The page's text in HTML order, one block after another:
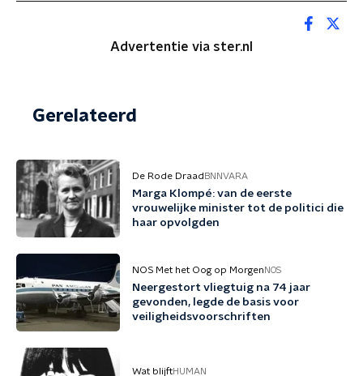
Advertentie via ster.nl
Gerelateerd
De Rode Draad BNNVARA
Marga Klompé: van de eerste
vrouwelijke minister tot de politici die
haar opvolgden
NOS Met het Oog op Morgen NOS
Neergestort vliegtuig na 74 jaar
gevonden, legde de basis voor
veiligheidsvoorschriften
Wat blijftHUMAN